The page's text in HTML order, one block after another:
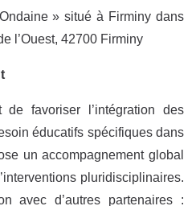
» situé à Firminy dans
l’Ouest, 42700 Firminy
favoriser l’intégration des
éducatifs spécifiques dans
un accompagnement global
pluridisciplinaires.
avec d’autres partenaires :